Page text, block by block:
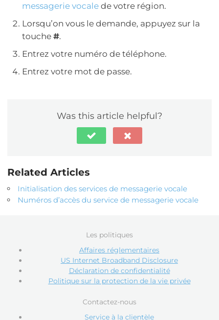
messagerie vocale de votre région.
Lorsqu’on vous le demande, appuyez sur la
touche #.
Entrez votre numéro de téléphone.
Entrez votre mot de passe.
Was this article helpful?
Related Articles
Initialisation des services de messagerie vocale
Numéros d’accès du service de messagerie vocale
Les politiques
Affaires réglementaires
US Internet Broadband Disclosure
Déclaration de confidentialité
Politique sur la protection de la vie privée
Contactez-nous
Service à la clientèle